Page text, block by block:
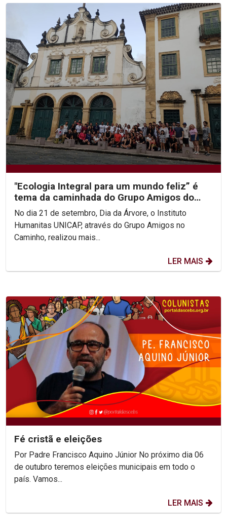
"Ecologia Integral para um mundo feliz” é
tema da caminhada do Grupo Amigos do
Caminho
No dia 21 de setembro, Dia da Árvore, o Instituto
Humanitas UNICAP, através do Grupo Amigos no
Caminho, realizou mais...
LER MAIS
Fé cristã e eleições
Por Padre Francisco Aquino Júnior No próximo dia 06
de outubro teremos eleições municipais em todo o
país. Vamos...
LER MAIS